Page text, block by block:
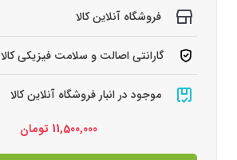
فروشگاه آنلاین کالا
گارانتی اصالت و سلامت فیزیکی کالا
موجود در انبار فروشگاه آنلاین کالا
11,500,000 تومان